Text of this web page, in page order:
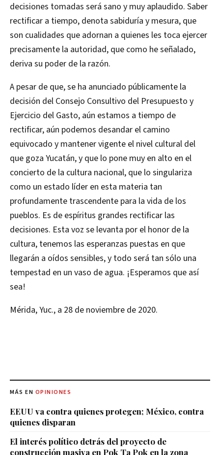
decisiones tomadas será sano y muy aplaudido. Saber
rectificar a tiempo, denota sabiduría y mesura, que
son cualidades que adornan a quienes les toca ejercer
precisamente la autoridad, que como he señalado,
deriva su poder de la razón.
A pesar de que, se ha anunciado públicamente la
decisión del Consejo Consultivo del Presupuesto y
Ejercicio del Gasto, aún estamos a tiempo de
rectificar, aún podemos desandar el camino
equivocado y mantener vigente el nivel cultural del
que goza Yucatán, y que lo pone muy en alto en el
concierto de la cultura nacional, que lo singulariza
como un estado líder en esta materia tan
profundamente trascendente para la vida de los
pueblos. Es de espíritus grandes rectificar las
decisiones. Esta voz se levanta por el honor de la
cultura, tenemos las esperanzas puestas en que
llegarán a oídos sensibles, y todo será tan sólo una
tempestad en un vaso de agua. ¡Esperamos que así
sea!
Mérida, Yuc., a 28 de noviembre de 2020.
MÁS EN OPINIONES
EEUU va contra quienes protegen; México, contra
quienes disparan
El interés político detrás del proyecto de
construcción masiva en Pok Ta Pok en la zona